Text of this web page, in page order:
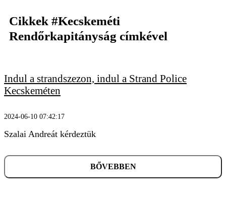
KERESÉS
Cikkek #Kecskeméti
Rendőrkapitányság címkével
Indul a strandszezon, indul a Strand Police
Kecskeméten
2024-06-10 07:42:17
Szalai Andreát kérdeztük
BŐVEBBEN